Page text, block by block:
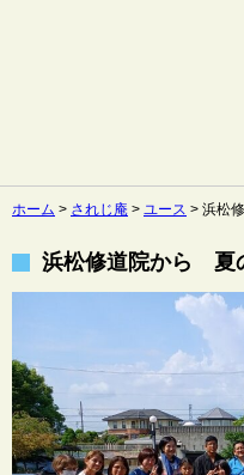
ホーム > されじ庵 > ユース > 浜松
浜松修道院から 夏